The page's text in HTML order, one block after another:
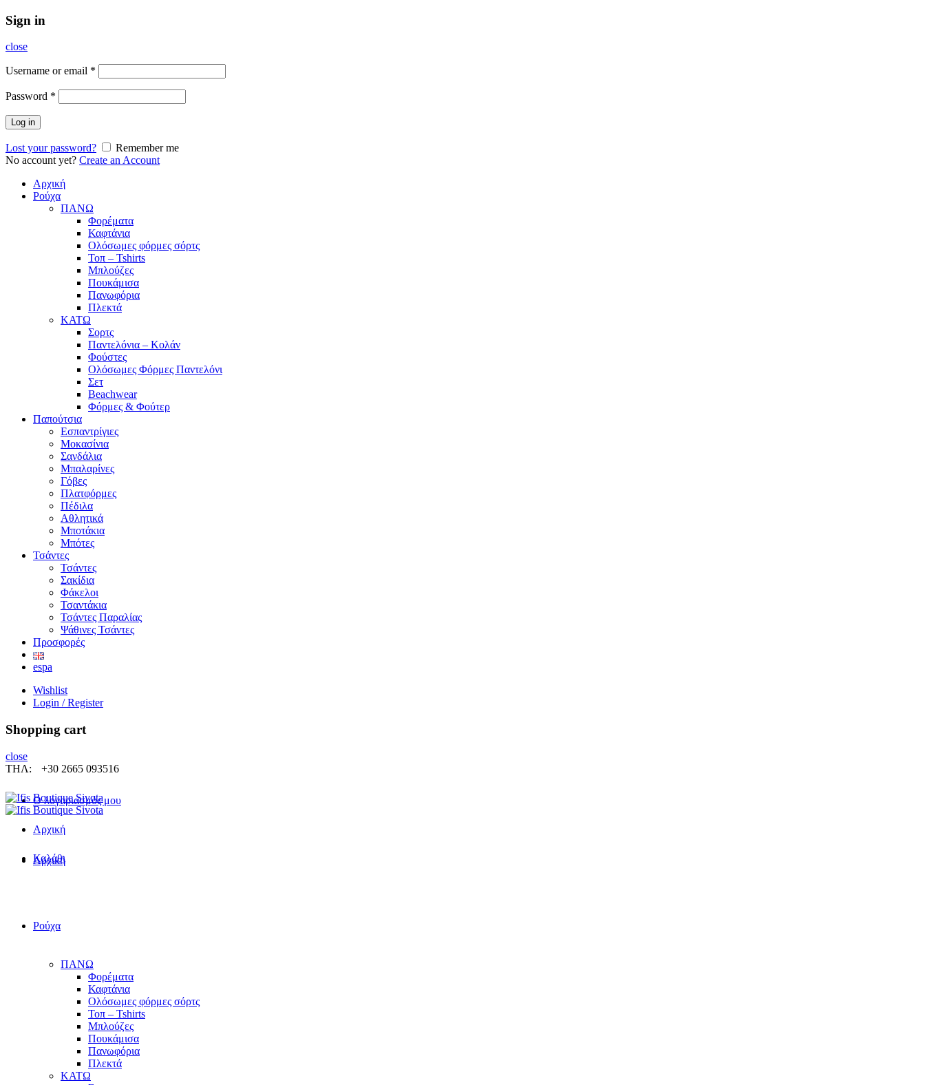
Sign in
close
Username or email *
Password *
Log in
Lost your password?
Remember me
No account yet? Create an Account
Αρχική
Ρούχα
ΠΑΝΩ
Φορέματα
Καφτάνια
Ολόσωμες φόρμες σόρτς
Τοπ – Tshirts
Μπλούζες
Πουκάμισα
Πανωφόρια
Πλεκτά
ΚΑΤΩ
Σορτς
Παντελόνια – Κολάν
Φούστες
Ολόσωμες Φόρμες Παντελόνι
Σετ
Beachwear
Φόρμες & Φούτερ
Παπούτσια
Εσπαντρίγιες
Μοκασίνια
Σανδάλια
Μπαλαρίνες
Γόβες
Πλατφόρμες
Πέδιλα
Αθλητικά
Μποτάκια
Μπότες
Τσάντες
Τσάντες
Σακίδια
Φάκελοι
Τσαντάκια
Τσάντες Παραλίας
Ψάθινες Τσάντες
Προσφορές
espa
Wishlist
Login / Register
Shopping cart
close
ΤΗΛ:
+30 2665 093516
Ο λογαριασμός μου
Αρχική
Καλάθι
Αρχική
Ρούχα
ΠΑΝΩ
Φορέματα
Καφτάνια
Ολόσωμες φόρμες σόρτς
Τοπ – Tshirts
Μπλούζες
Πουκάμισα
Πανωφόρια
Πλεκτά
ΚΑΤΩ